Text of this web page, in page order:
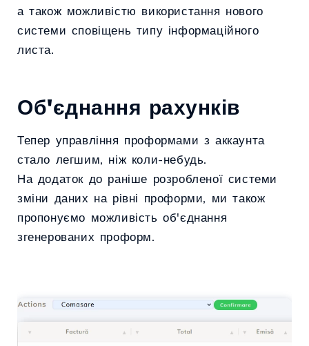
а також можливістю використання нового
системи сповіщень типу інформаційного
листа.
Об'єднання рахунків
Тепер управління проформами з аккаунта
стало легшим, ніж коли-небудь.
На додаток до раніше розробленої системи
зміни даних на рівні проформи, ми також
пропонуємо можливість об'єднання
згенерованих проформ.